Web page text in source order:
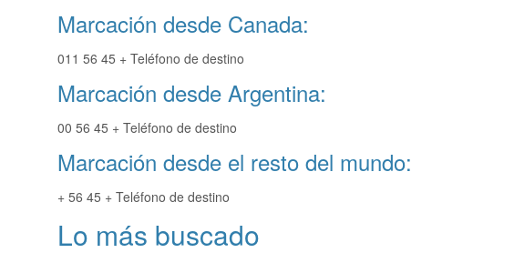
Marcación desde Canada:
011 56 45 + Teléfono de destino
Marcación desde Argentina:
00 56 45 + Teléfono de destino
Marcación desde el resto del mundo:
+ 56 45 + Teléfono de destino
Lo más buscado